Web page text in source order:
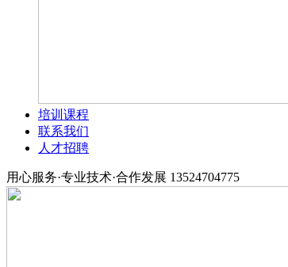
培训课程
联系我们
人才招聘
用心服务·专业技术·合作发展 13524704775